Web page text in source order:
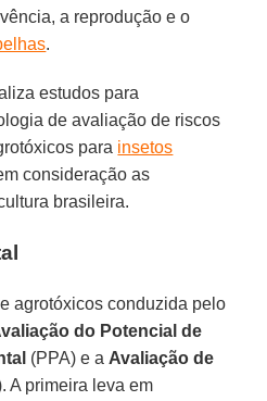
a reprodução e o
.
estudos para
de avaliação de riscos
para insetos
consideração as
brasileira.
agrotóxicos conduzida pelo
do Potencial de
(PPA) e a Avaliação de
A primeira leva em